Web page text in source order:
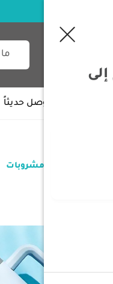
وصل حديثاً
حافظات مشروبات